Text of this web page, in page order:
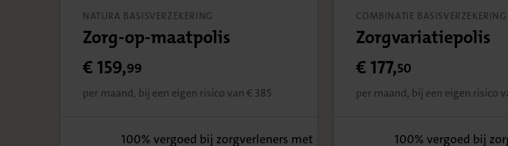
NATURA BASISVERZEKERING
Zorg-op-maatpolis
€ 159,99
per maand, bij een eigen risico van € 385
100% vergoed bij zorgverleners met
COMBINATIE BASISVERZEKERING
Zorgvariatiepolis
€ 177,50
per maand, bij een eigen risico
100% vergoed bij